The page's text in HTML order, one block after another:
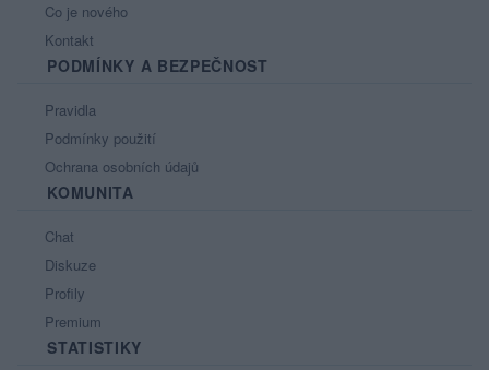
Co je nového
Kontakt
PODMÍNKY A BEZPEČNOST
Pravidla
Podmínky použití
Ochrana osobních údajů
KOMUNITA
Chat
Diskuze
Profily
Premium
STATISTIKY